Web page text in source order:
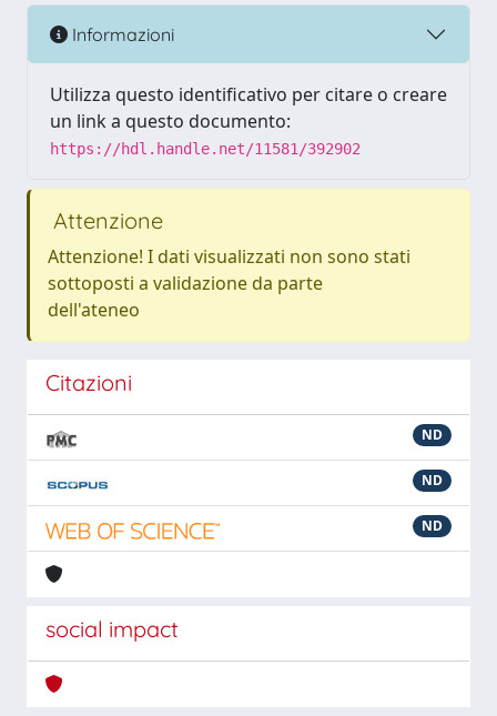
Informazioni
Utilizza questo identificativo per citare o creare
un link a questo documento:
https://hdl.handle.net/11581/392902
Attenzione
Attenzione! I dati visualizzati non sono stati
sottoposti a validazione da parte
dell'ateneo
Citazioni
ND
ND
ND
social impact